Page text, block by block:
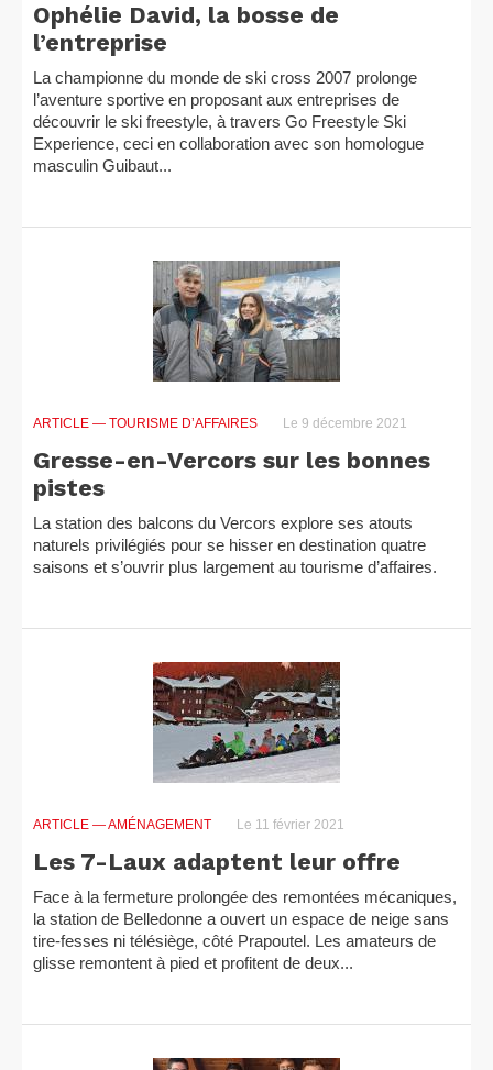
Ophélie David, la bosse de
l’entreprise
La championne du monde de ski cross 2007 prolonge
l’aventure sportive en proposant aux entreprises de
découvrir le ski freestyle, à travers Go Freestyle Ski
Experience, ceci en collaboration avec son homologue
masculin Guibaut...
ARTICLE — TOURISME D’AFFAIRES Le 9 décembre 2021
Gresse-en-Vercors sur les bonnes
pistes
La station des balcons du Vercors explore ses atouts
naturels privilégiés pour se hisser en destination quatre
saisons et s’ouvrir plus largement au tourisme d’affaires.
ARTICLE — AMÉNAGEMENT Le 11 février 2021
Les 7-Laux adaptent leur offre
Face à la fermeture prolongée des remontées mécaniques,
la station de Belledonne a ouvert un espace de neige sans
tire-fesses ni télésiège, côté Prapoutel. Les amateurs de
glisse remontent à pied et profitent de deux...